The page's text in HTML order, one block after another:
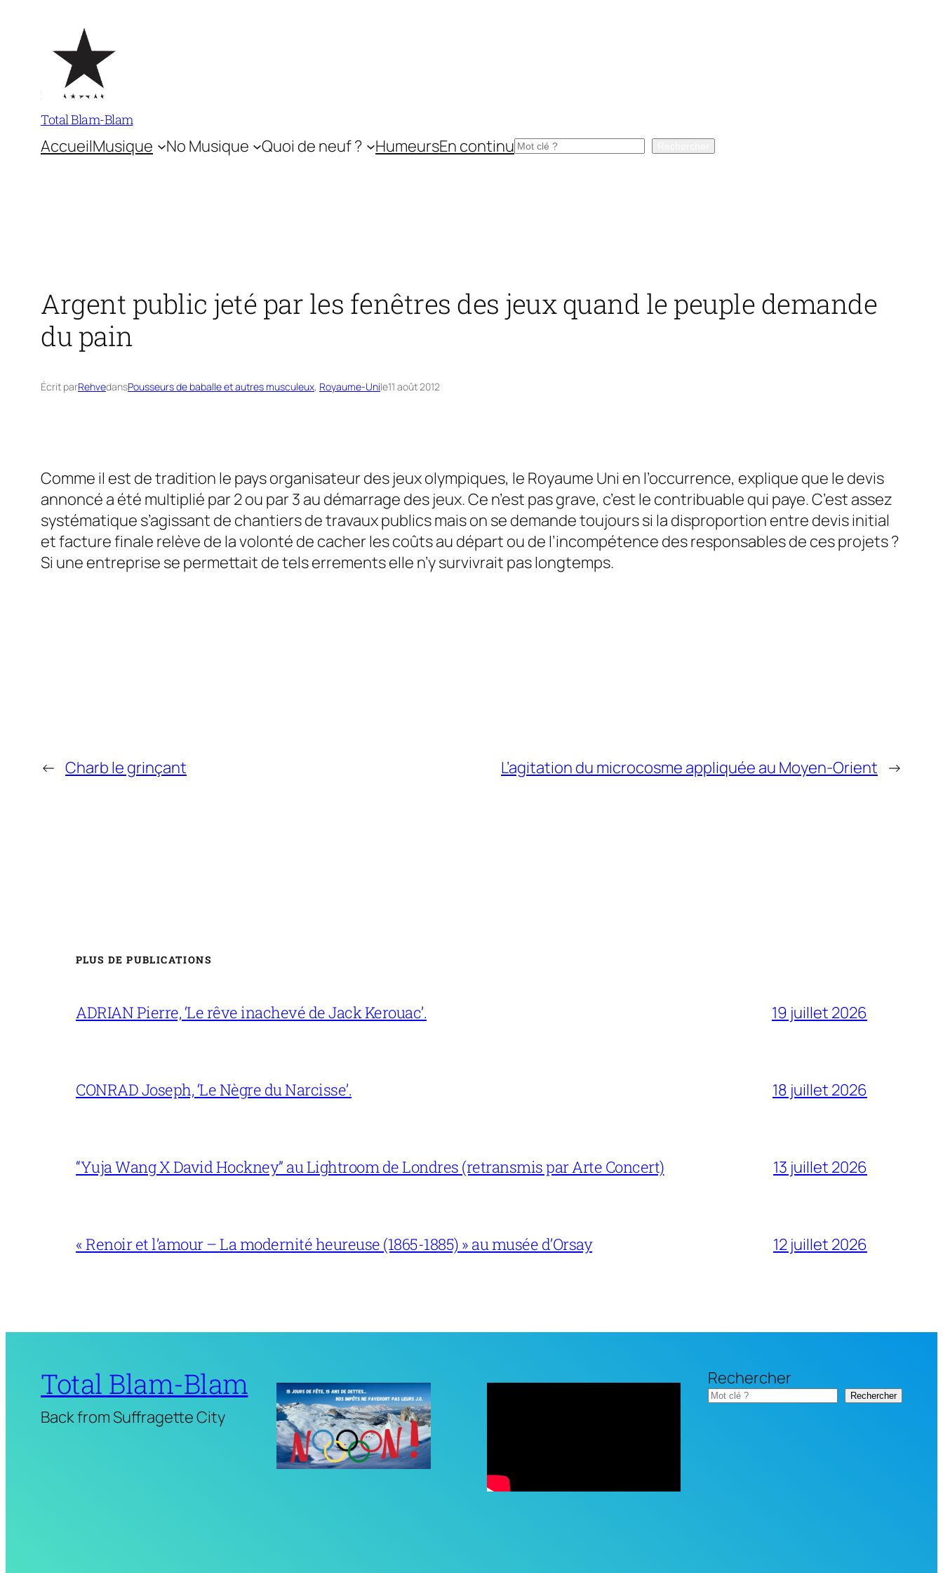
contenu
Total Blam-Blam
AccueilMusique No Musique Quoi de neuf ? HumeursEn continuRechercher
Argent public jeté par les fenêtres des jeux quand le peuple demande
du pain
Écrit parRehvedansPousseurs de baballe et autres musculeux, Royaume-Unile11 août 2012
Comme il est de tradition le pays organisateur des jeux olympiques, le Royaume Uni en l’occurrence, explique que le devis
annoncé a été multiplié par 2 ou par 3 au démarrage des jeux. Ce n’est pas grave, c’est le contribuable qui paye. C’est assez
systématique s’agissant de chantiers de travaux publics mais on se demande toujours si la disproportion entre devis initial
et facture finale relève de la volonté de cacher les coûts au départ ou de l’incompétence des responsables de ces projets ?
Si une entreprise se permettait de tels errements elle n’y survivrait pas longtemps.
← Charb le grinçant L’agitation du microcosme appliquée au Moyen-Orient →
PLUS DE PUBLICATIONS
ADRIAN Pierre, ‘Le rêve inachevé de Jack Kerouac’. 19 juillet 2026
CONRAD Joseph, ‘Le Nègre du Narcisse’. 18 juillet 2026
“Yuja Wang X David Hockney” au Lightroom de Londres (retransmis par Arte Concert) 13 juillet 2026
« Renoir et l’amour – La modernité heureuse (1865-1885) » au musée d’Orsay 12 juillet 2026
Total Blam-Blam
Back from Suffragette City
Rechercher
Rechercher